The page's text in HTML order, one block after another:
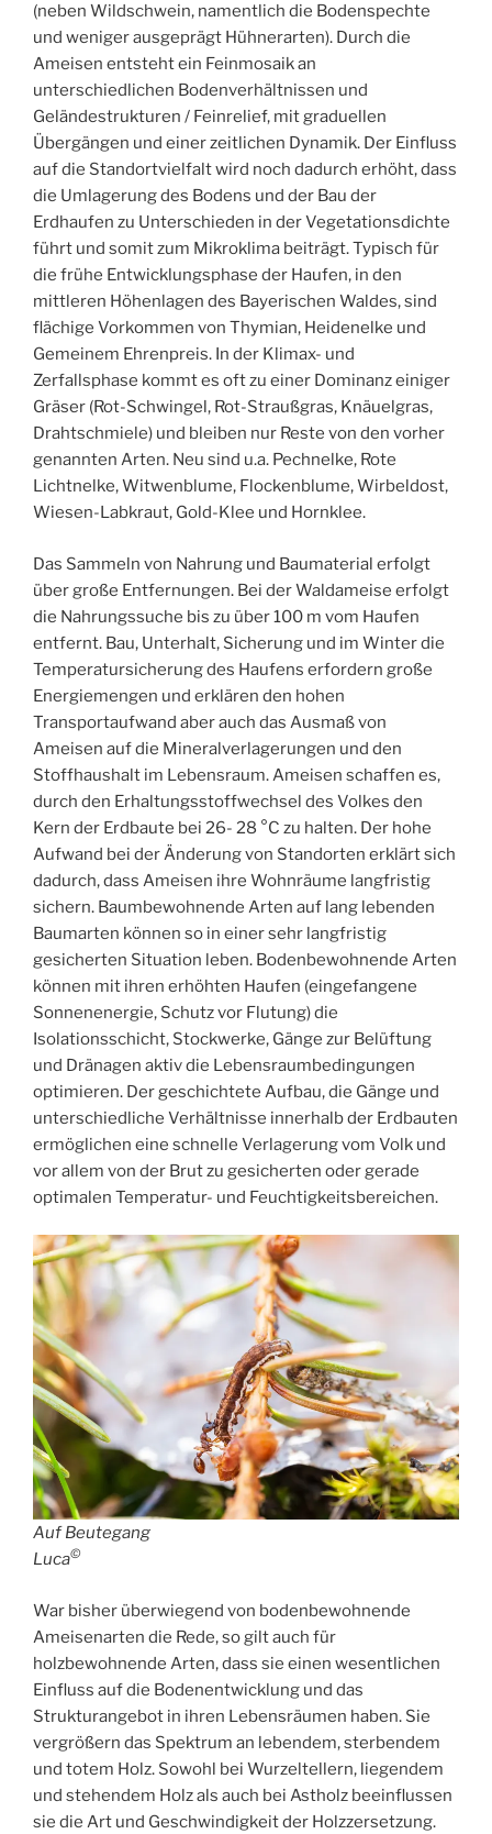
(neben Wildschwein, namentlich die Bodenspechte
und weniger ausgeprägt Hühnerarten). Durch die
Ameisen entsteht ein Feinmosaik an
unterschiedlichen Bodenverhältnissen und
Geländestrukturen / Feinrelief, mit graduellen
Übergängen und einer zeitlichen Dynamik. Der Einfluss
auf die Standortvielfalt wird noch dadurch erhöht, dass
die Umlagerung des Bodens und der Bau der
Erdhaufen zu Unterschieden in der Vegetationsdichte
führt und somit zum Mikroklima beiträgt. Typisch für
die frühe Entwicklungsphase der Haufen, in den
mittleren Höhenlagen des Bayerischen Waldes, sind
flächige Vorkommen von Thymian, Heidenelke und
Gemeinem Ehrenpreis. In der Klimax- und
Zerfallsphase kommt es oft zu einer Dominanz einiger
Gräser (Rot-Schwingel, Rot-Straußgras, Knäuelgras,
Drahtschmiele) und bleiben nur Reste von den vorher
genannten Arten. Neu sind u.a. Pechnelke, Rote
Lichtnelke, Witwenblume, Flockenblume, Wirbeldost,
Wiesen-Labkraut, Gold-Klee und Hornklee.
Das Sammeln von Nahrung und Baumaterial erfolgt
über große Entfernungen. Bei der Waldameise erfolgt
die Nahrungssuche bis zu über 100 m vom Haufen
entfernt. Bau, Unterhalt, Sicherung und im Winter die
Temperatursicherung des Haufens erfordern große
Energiemengen und erklären den hohen
Transportaufwand aber auch das Ausmaß von
Ameisen auf die Mineralverlagerungen und den
Stoffhaushalt im Lebensraum. Ameisen schaffen es,
durch den Erhaltungsstoffwechsel des Volkes den
Kern der Erdbaute bei 26- 28 °C zu halten. Der hohe
Aufwand bei der Änderung von Standorten erklärt sich
dadurch, dass Ameisen ihre Wohnräume langfristig
sichern. Baumbewohnende Arten auf lang lebenden
Baumarten können so in einer sehr langfristig
gesicherten Situation leben. Bodenbewohnende Arten
können mit ihren erhöhten Haufen (eingefangene
Sonnenenergie, Schutz vor Flutung) die
Isolationsschicht, Stockwerke, Gänge zur Belüftung
und Dränagen aktiv die Lebensraumbedingungen
optimieren. Der geschichtete Aufbau, die Gänge und
unterschiedliche Verhältnisse innerhalb der Erdbauten
ermöglichen eine schnelle Verlagerung vom Volk und
vor allem von der Brut zu gesicherten oder gerade
optimalen Temperatur- und Feuchtigkeitsbereichen.
Auf Beutegang
Luca©
War bisher überwiegend von bodenbewohnende
Ameisenarten die Rede, so gilt auch für
holzbewohnende Arten, dass sie einen wesentlichen
Einfluss auf die Bodenentwicklung und das
Strukturangebot in ihren Lebensräumen haben. Sie
vergrößern das Spektrum an lebendem, sterbendem
und totem Holz. Sowohl bei Wurzeltellern, liegendem
und stehendem Holz als auch bei Astholz beeinflussen
sie die Art und Geschwindigkeit der Holzzersetzung.